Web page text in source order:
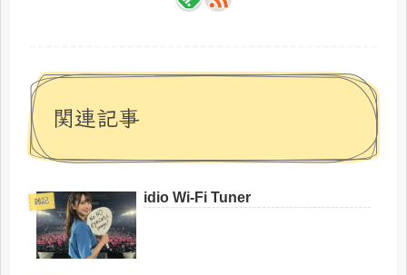
関連記事
雑記 idio Wi-Fi Tuner